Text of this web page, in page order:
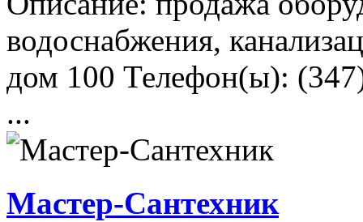
водоснабжения,
дом 100 Телефон(ы):
...
Мастер-Сантехник